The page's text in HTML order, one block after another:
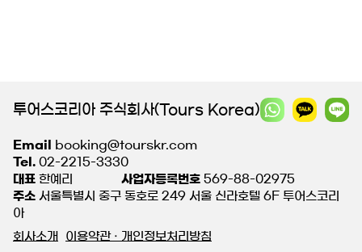
투어스코리아 주식회사(Tours Korea)
Email
booking@tourskr.com
Tel. 02-2215-3330
대표 한예리 사업자등록번호 569-88-02975
주소 서울특별시 중구 동호로 249 서울 신라호텔 6F 투어스코리
아
회사소개
이용약관 · 개인정보처리방침